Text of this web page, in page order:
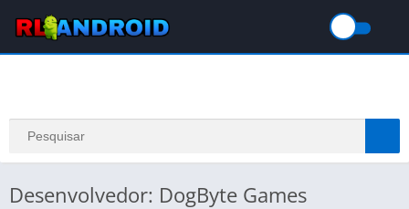
Desenvolvedor: DogByte Games